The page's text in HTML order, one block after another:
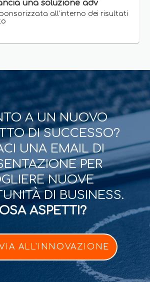
una soluzione adv
all’interno dei risultati
A UN NUOVO
DI SUCCESSO?
UNA EMAIL DI
PER
NUOVE
DI BUSINESS.
ASPETTI?
ALL'INNOVAZIONE